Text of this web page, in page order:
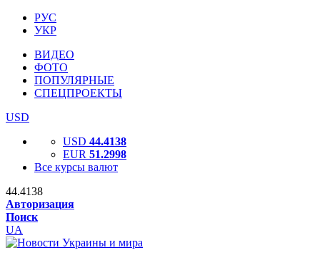
РУС
УКР
ВИДЕО
ФОТО
ПОПУЛЯРНЫЕ
СПЕЦПРОЕКТЫ
USD
USD 44.4138
EUR 51.2998
Все курсы валют
44.4138
Авторизация
Поиск
UA